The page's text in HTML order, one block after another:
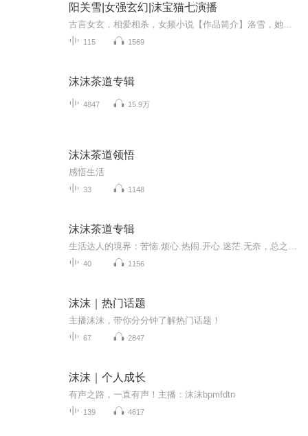
阳关雪|女强玄幻|沫宝猫七演播
115 1569
沫沫茶道专辑
4847 15.9万
沫沫茶道领悟
感悟生活
33 1148
沫沫茶道专辑
40 1156
沫沫｜热门话题
主播沫沫，带你分分钟了解热门话题！
67 2847
沫沫｜个人成长
有声之路，一直有声！主播：沫沫bpmfdtn
139 4617